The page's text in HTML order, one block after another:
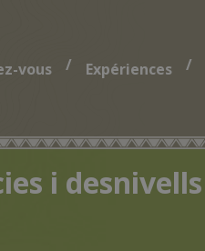
vous / Expériences /
i desnivells